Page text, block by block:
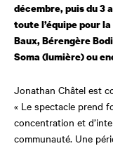
décembre, puis du 3
toute l’équipe pour
Baux, Bérengère
Soma (lumière) ou
Jonathan Châtel est
« Le spectacle prend
concentration et
communauté. Une